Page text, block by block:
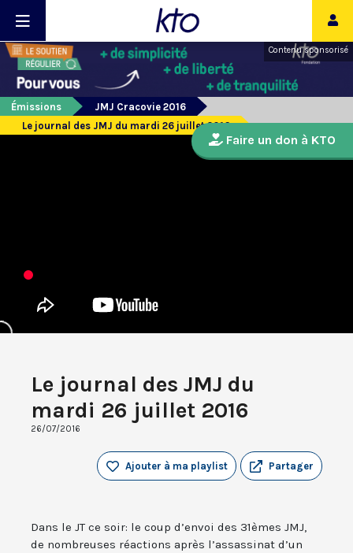
Contenu sponsorisé
Émissions
JMJ Cracovie 2016
Le journal des JMJ du mardi 26 juillet 2016
Le journal des JMJ du
mardi 26 juillet 2016
26/07/2016
Partager
Ajouter à ma playlist
Dans le JT ce soir: le coup d’envoi des 31èmes JMJ,
de nombreuses réactions après l’assassinat d’un
Faire un don à KTO